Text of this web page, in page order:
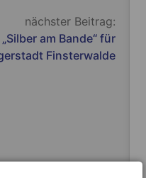
nächster Beitrag:
am Bande“ für
Finsterwalde